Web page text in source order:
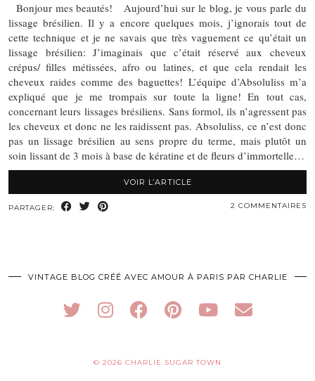
Bonjour mes beautés! Aujourd’hui sur le blog, je vous parle du
lissage brésilien. Il y a encore quelques mois, j’ignorais tout de
cette technique et je ne savais que très vaguement ce qu’était un
lissage brésilien: J’imaginais que c’était réservé aux cheveux
crépus/ filles métissées, afro ou latines, et que cela rendait les
cheveux raides comme des baguettes! L’équipe d’Absoluliss m’a
expliqué que je me trompais sur toute la ligne! En tout cas,
concernant leurs lissages brésiliens. Sans formol, ils n’agressent pas
les cheveux et donc ne les raidissent pas. Absoluliss, ce n’est donc
pas un lissage brésilien au sens propre du terme, mais plutôt un
soin lissant de 3 mois à base de kératine et de fleurs d’immortelle…
VOIR L’ARTICLE
PARTAGER: 2 COMMENTAIRES
VINTAGE BLOG CRÉÉ AVEC AMOUR À PARIS PAR CHARLIE
© 2026 CHARLIE SUGAR TOWN